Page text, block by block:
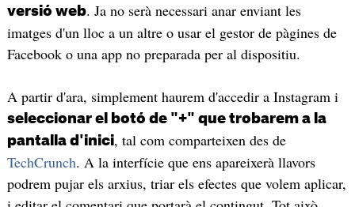
versió web. Ja no serà necessari anar enviant les
imatges d'un lloc a un altre o usar el gestor de pàgines de
Facebook o una app no preparada per al dispositiu.
A partir d'ara, simplement haurem d'accedir a Instagram i
seleccionar el botó de "+" que trobarem a la
pantalla d'inici, tal com comparteixen des de
TechCrunch. A la interfície que ens apareixerà llavors
podrem pujar els arxius, triar els efectes que volem aplicar,